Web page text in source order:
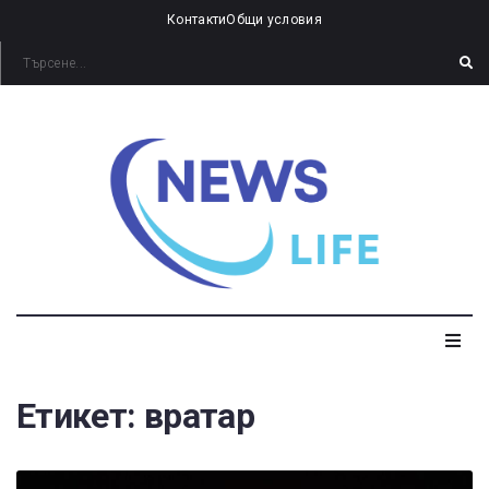
КонтактиОбщи условия
Етикет: вратар